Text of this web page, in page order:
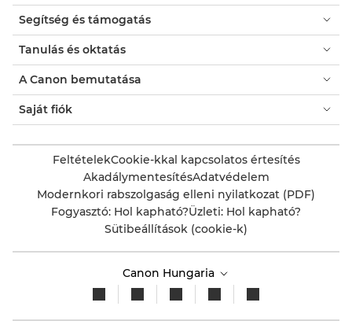
Segítség és támogatás
Tanulás és oktatás
A Canon bemutatása
Saját fiók
FeltételekCookie-kkal kapcsolatos értesítés
AkadálymentesítésAdatvédelem
Modernkori rabszolgaság elleni nyilatkozat (PDF)
Fogyasztó: Hol kapható?Üzleti: Hol kapható?
Sütibeállítások (cookie-k)
Canon Hungaria